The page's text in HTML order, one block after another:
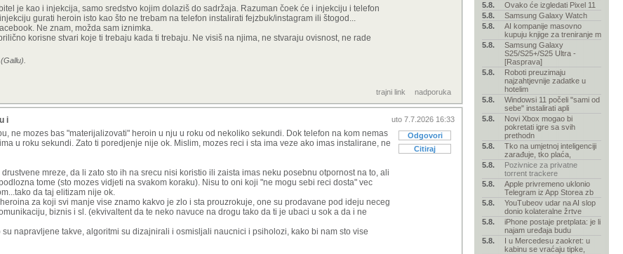
je kao i injekcija, samo sredstvo kojim dolaziš do sadržaja. Razuman čoek će i injekciju i telefon
gurati heroin isto kao što ne trebam na telefon instalirati fejzbuk/instagram ili štogod...
Ne znam, možda sam iznimka.
korisne stvari koje ti trebaju kada ti trebaju. Ne visiš na njima, ne stvaraju ovisnost, ne rade
trajni link nadporuka
uto 7.7.2026 16:33
Odgovori
Citiraj
i
ne mozes bas "materijalizovati" heroin u nju u roku od nekoliko sekundi. Dok telefon na kom nemas
u roku sekundi. Zato ti poredjenje nije ok. Mislim, mozes reci i sta ima veze ako imas instalirane, ne
mreze, da li zato sto ih na srecu nisi koristio ili zaista imas neku posebnu otpornost na to, ali
tome (sto mozes vidjeti na svakom koraku). Nisu to oni koji "ne mogu sebi reci dosta" vec
da taj elitizam nije ok.
za koji svi manje vise znamo kakvo je zlo i sta prouzrokuje, one su prodavane pod ideju neceg
biznis i sl. (ekvivaltent da te neko navuce na drogu tako da ti je ubaci u sok a da i ne
su napravljene takve, algoritmi su dizajnirali i osmisljali naucnici i psiholozi, kako bi nam sto vise
5.8.
Ovako će izgledati Pixel 11
5.8.
Samsung Galaxy Watch
5.8.
AI kompanije masovno
kupuju knjige za treniranje m
5.8.
Samsung Galaxy
S25/S25+/S25 Ultra -
[Rasprava]
5.8.
Roboti preuzimaju
najzahtjevnije zadatke u
hotelim
5.8.
Windowsi 11 počeli "sami od
sebe" instalirati apli
5.8.
Novi Xbox mogao bi
pokretati igre sa svih
prethodn
5.8.
Tko na umjetnoj inteligenciji
zarađuje, tko plaća,
5.8.
Pozivnice za privatne
torrent trackere
5.8.
Apple privremeno uklonio
Telegram iz App Storea zb
5.8.
YouTubeov udar na AI slop
donio kolateralne žrtve
5.8.
iPhone postaje pretplata: je li
najam uređaja budu
5.8.
I u Mercedesu zaokret: u
kabinu se vraćaju tipke,